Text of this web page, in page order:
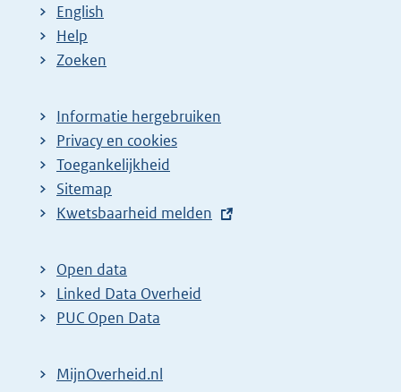
English
Help
Zoeken
Informatie hergebruiken
Privacy en cookies
Toegankelijkheid
Sitemap
E
t
e
r
l
Kwetsbaarheid melden
Open data
Linked Data Overheid
PUC Open Data
MijnOverheid.nl